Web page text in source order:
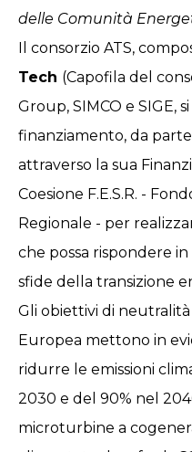
delle Comunità
Il consorzio ATS,
Tech (Capofila del
Group, SIMCO e SIGE,
finanziamento, da
attraverso la sua
Coesione F.E.S.R. -
Regionale - per
che possa rispondere
sfide della transizione
Gli obiettivi di
Europea mettono in
ridurre le emissioni
2030 e del 90% nel
microturbine a